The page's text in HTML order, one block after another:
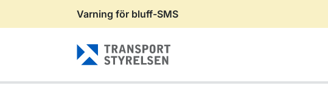
Gå till sidans innehåll
Varning för bluff-SMS